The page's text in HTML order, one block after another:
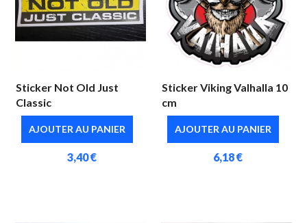
Sticker Not Old Just
Classic
AJOUTER AU PANIER
3,40 €
Sticker Viking Valhalla 10
cm
AJOUTER AU PANIER
6,18 €